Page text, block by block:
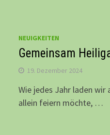
NEUIGKEITEN
Gemeinsam
19. Dezember 2024
Wie jedes Jahr laden wir
allein feiern möchte, …